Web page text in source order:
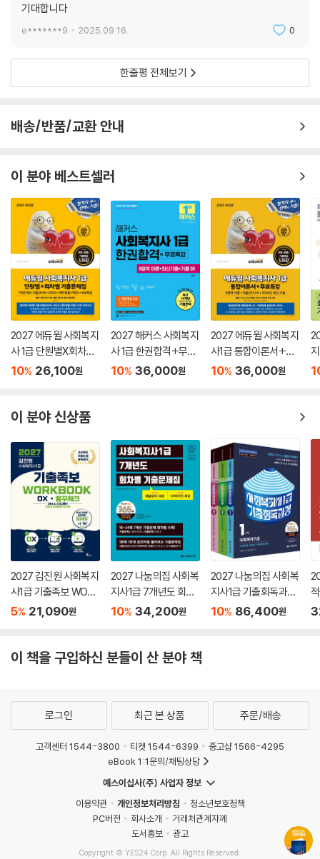
기대합니다
e*******9 2025.09.16. 0
한줄평 전체보기
배송/반품/교환 안내
이 분야 베스트셀러
2027 에듀윌 사회복지
사 1급 단원별X회차별
기출문제집+무료특강
10% 26,100원
2027 해커스 사회복지
사 1급 한권합격+무료
특강 (8영역 이론+최
10% 36,000원
2027 에듀윌 사회복지
사1급 통합이론서+무
료특강
10% 36,000원
이 분야 신상품
2027 김진원 사회복지
사1급 기출족보 WORK
BOOK OX·빵꾸체크
5% 21,090원
2027 나눔의집 사회복
지사1급 7개년도 회차
별 기출문제집
10% 34,200원
2027 나눔의집 사회복
지사1급 기출회독과정
세트
10% 86,400원
이 책을 구입하신 분들이 산 분야 책
로그인 최근 본 상품 주문/배송
고객센터 1544-3800 티켓 1544-6399
중고샵 1566-4295
eBook 1:1문의/채팅상담
예스이십사(주) 사업자 정보
이용약관
개인정보처리방침
청소년보호정책
PC버전
회사소개
거래처관계자께
도서홍보
광고
Copyright © YES24 Corp. All Rights Reserved.